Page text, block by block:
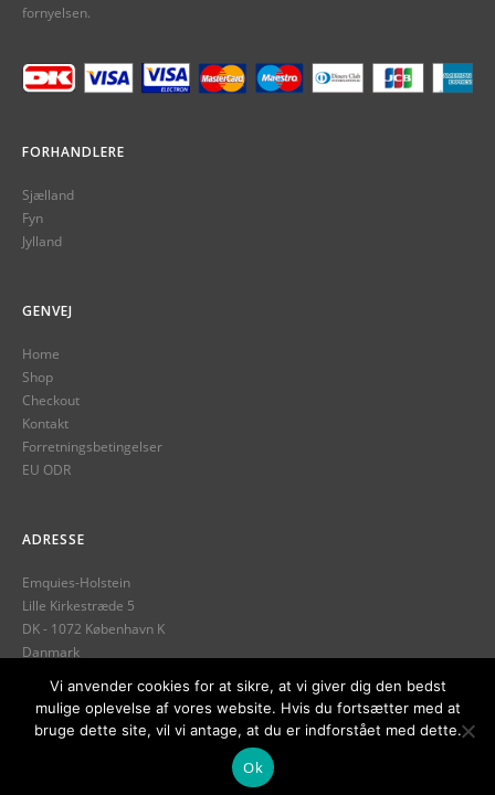
fornyelsen.
FORHANDLERE
Sjælland
Fyn
Jylland
GENVEJ
Home
Shop
Checkout
Kontakt
Forretningsbetingelser
EU ODR
ADRESSE
Emquies-Holstein
Lille Kirkestræde 5
DK - 1072 København K
Danmark
info@emquies-holstein.com
Vi anvender cookies for at sikre, at vi giver dig den bedst
mulige oplevelse af vores website. Hvis du fortsætter med at
bruge dette site, vil vi antage, at du er indforstået med dette.
Ok